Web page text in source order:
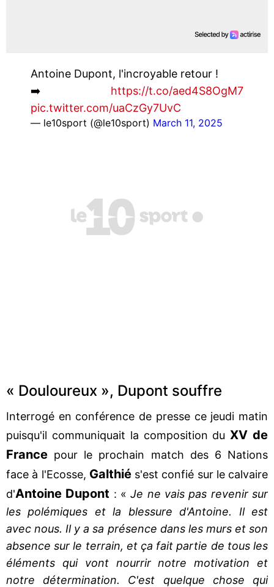
Antoine Dupont, l'incroyable retour !
➡️ https://t.co/aed4S8OgM7
pic.twitter.com/uaCzGy7UvC
— le10sport (@le10sport) March 11, 2025
« Douloureux », Dupont souffre
Interrogé en conférence de presse ce jeudi matin
puisqu'il communiquait la composition duXV de
France pour le prochain match des 6 Nations
face à l'Ecosse, Galthiés'est confié sur le calvaire
d'Antoine Dupont : « Je ne vais pas revenir sur
les polémiques et la blessure d'Antoine. Il est
avec nous. Il y a sa présence dans les murs et son
absence sur le terrain, et ça fait partie de tous les
éléments qui vont nourrir notre motivation et
notre détermination. C'est quelque chose qui